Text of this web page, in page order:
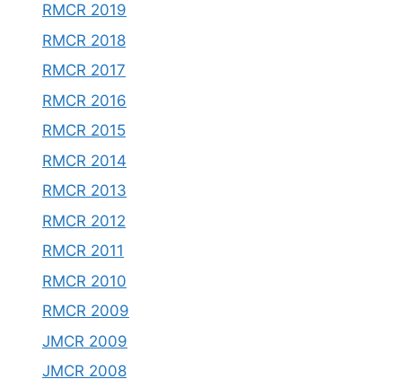
RMCR 2019
RMCR 2018
RMCR 2017
RMCR 2016
RMCR 2015
RMCR 2014
RMCR 2013
RMCR 2012
RMCR 2011
RMCR 2010
RMCR 2009
JMCR 2009
JMCR 2008